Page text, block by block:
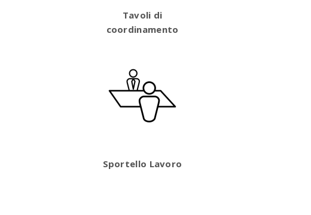
Tavoli di
coordinamento
Sportello Lavoro